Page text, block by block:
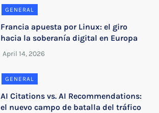
GENERAL
Francia apuesta por Linux: el giro
hacia la soberanía digital en Europa
GENERAL
AI Citations vs. AI Recommendations:
el nuevo campo de batalla del tráfico